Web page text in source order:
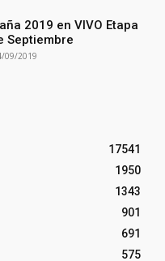
2019 en VIVO Etapa
Septiembre
09/2019
17541
1950
1343
901
691
575